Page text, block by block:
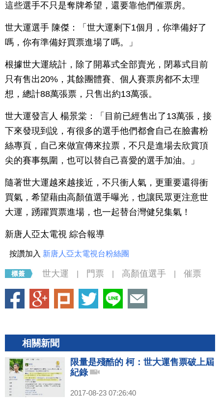
這些選手不只是奪牌希望，還要靠他們催票房。
世大運選手 陳傑：「世大運剩下1個月，你準備好了
嗎，你有準備好買票進場了嗎。」
根據世大運統計，除了開幕式全部賣光，閉幕式目前
只有售出20%，其餘團體賽、個人賽票房都不太理
想，總計88萬張票，只售出約13萬張。
世大運發言人 楊景棠：「目前已經售出了13萬張，接
下來發現到說，有很多的選手他們都會自己在臉書粉
絲專頁，自己來做宣傳來拉票，不只是進場去欣賞頂
尖的賽事氛圍，也可以替自己喜愛的選手加油。」
隨著世大運越來越接近，不只衝人氣，更重要還得衝
買氣，希望藉由高顏值選手曝光，也讓民眾更注意世
大運，踴躍買票進場，也一起替台灣健兒集氣！
新唐人亞太電視 綜合報導
按讚加入 新唐人亞太電視台粉絲團
世大運 門票 高顏值選手 催票
相關新聞
限量是殘酷的 柯：世大運售票破上屆
紀錄
2017-08-23 07:26:40